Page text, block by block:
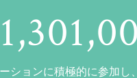
ションに積極的に参加し